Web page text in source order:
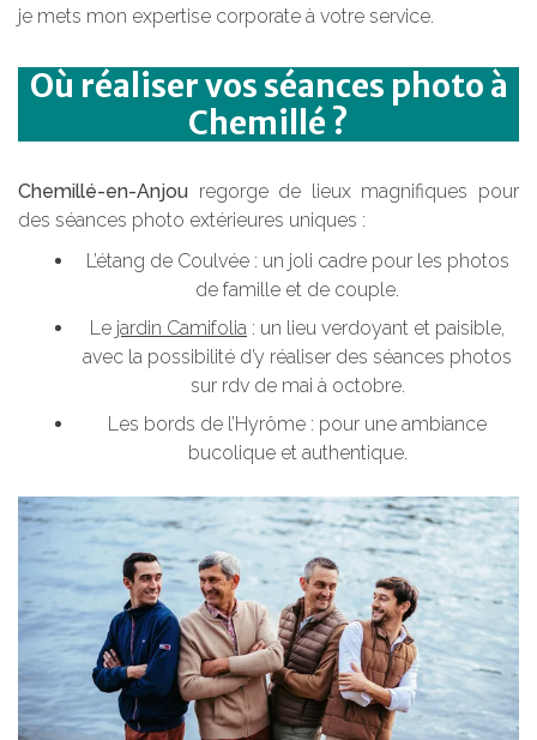
je mets mon expertise corporate à votre service.
Où réaliser vos séances photo à
Chemillé ?
Chemillé-en-Anjou regorge de lieux magnifiques pour
des séances photo extérieures uniques :
L’étang de Coulvée : un joli cadre pour les photos
de famille et de couple.
Le jardin Camifolia : un lieu verdoyant et paisible,
avec la possibilité d’y réaliser des séances photos
sur rdv de mai à octobre.
Les bords de l’Hyrôme : pour une ambiance
bucolique et authentique.